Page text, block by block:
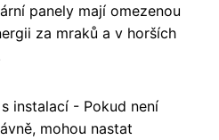
panely mají omezenou
za mraků a v horších
instalací - Pokud není
mohou nastat